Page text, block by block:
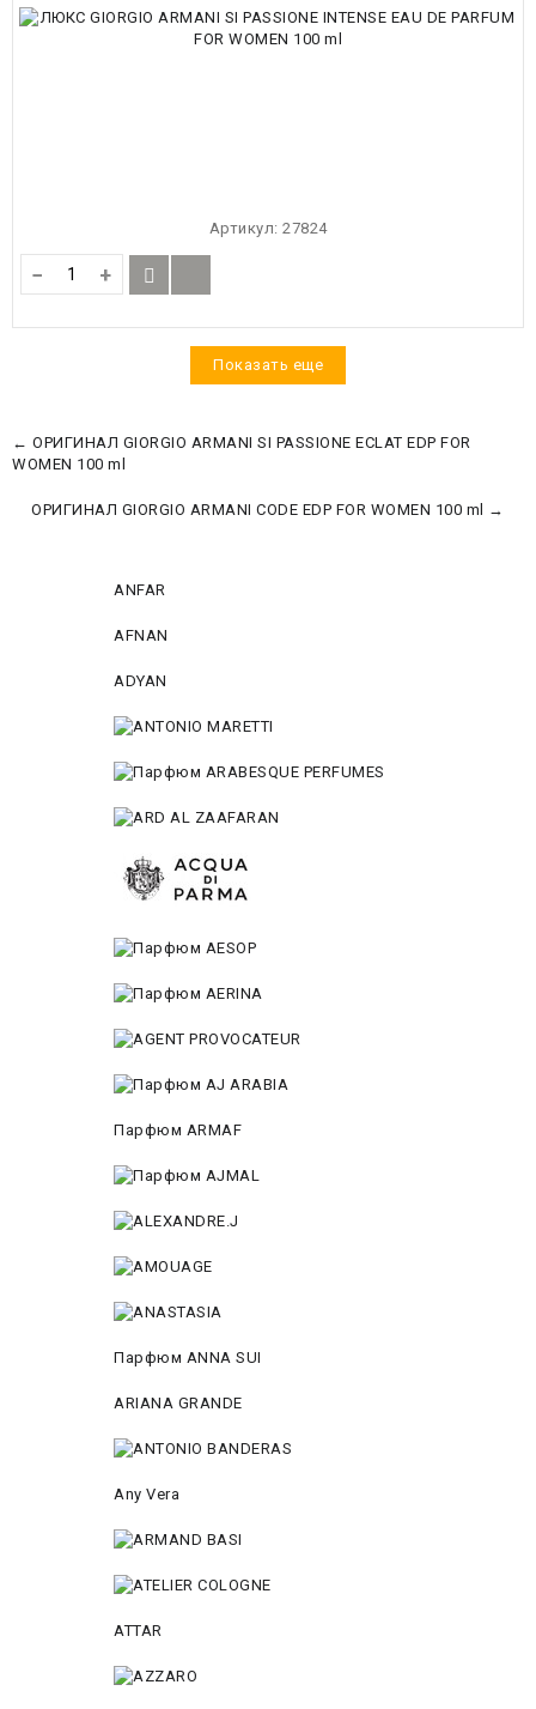
Артикул: 27824
− +
Показать еще
← ОРИГИНАЛ GIORGIO ARMANI SI PASSIONE ECLAT EDP FOR
WOMEN 100 ml
ОРИГИНАЛ GIORGIO ARMANI CODE EDP FOR WOMEN 100 ml →
ANFAR
AFNAN
ADYAN
Парфюм ARMAF
Парфюм ANNA SUI
ARIANA GRANDE
Any Vera
ATTAR